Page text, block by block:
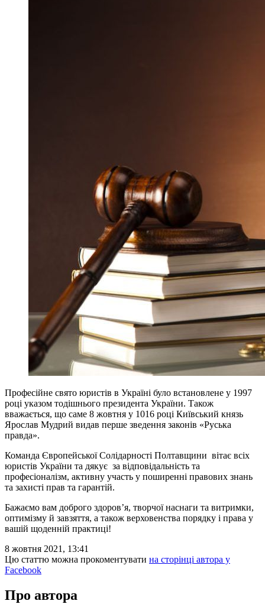
Професійне свято юристів в Україні було встановлене у 1997
році указом тодішнього президента України. Також
вважається, що саме 8 жовтня у 1016 році Київський князь
Ярослав Мудрий видав перше зведення законів «Руська
правда».
Команда Європейської Солідарності Полтавщини вітає всіх
юристів України та дякує за відповідальність та
професіоналізм, активну участь у поширенні правових знань
та захисті прав та гарантій.
Бажаємо вам доброго здоров’я, творчої наснаги та витримки,
оптимізму й завзяття, а також верховенства порядку і права у
вашій щоденній практиці!
8 жовтня 2021, 13:41
Цю статтю можна прокоментувати на сторінці автора у
Facebook
Про автора